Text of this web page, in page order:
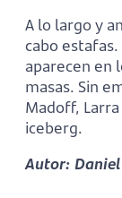
A lo largo y
cabo
aparecen en
masas. Sin
Madoff,
iceberg.
Autor: